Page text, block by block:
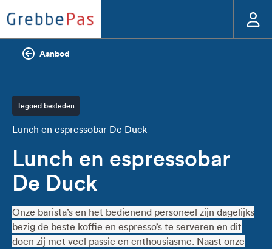
Aanbod
Tegoed besteden
Lunch en espressobar De Duck
Lunch en espressobar
De Duck
Onze barista’s en het bedienend personeel zijn dagelijks
bezig de beste koffie en espresso’s te serveren en dit
doen zij met veel passie en enthousiasme. Naast onze